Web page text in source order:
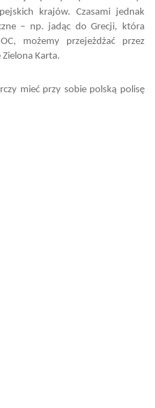
krajów. Czasami jednak
– np. jadąc do Grecji, która
możemy przejeżdżać przez
Karta.
mieć przy sobie polską polisę